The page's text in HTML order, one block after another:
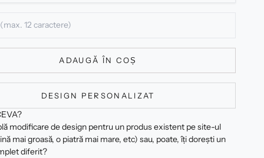
ADAUGĂ ÎN COȘ
DESIGN PERSONALIZAT
modificare de design pentru un produs existent pe site-ul
mai groasă, o piatră mai mare, etc) sau, poate, îți dorești un
diferit?